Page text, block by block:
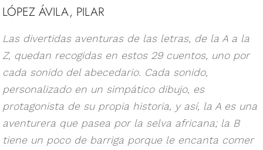
LÓPEZ ÁVILA, PILAR
Las divertidas aventuras de las letras, de la A a la
Z, quedan recogidas en estos 29 cuentos, uno por
cada sonido del abecedario. Cada sonido,
personalizado en un simpático dibujo, es
protagonista de su propia historia, y así, la A es una
aventurera que pasea por la selva africana; la B
tiene un poco de barriga porque le encanta comer